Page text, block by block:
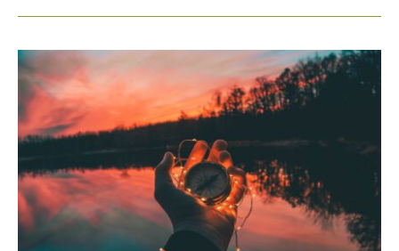
getanzte
zur
Harmonisierung
von
Körper,
und
Seele
-
Intensivtage